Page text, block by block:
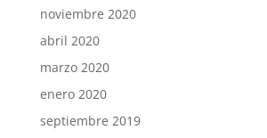
noviembre 2020
abril 2020
marzo 2020
enero 2020
septiembre 2019